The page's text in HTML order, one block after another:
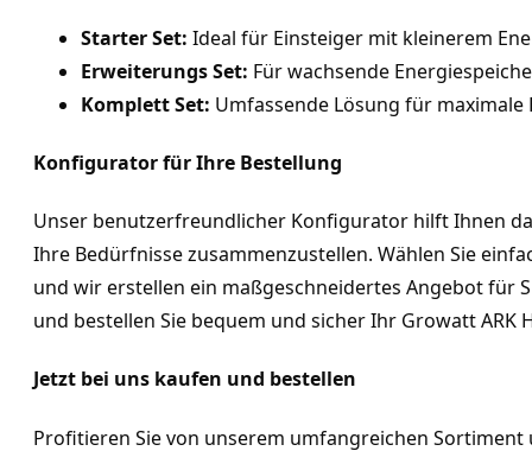
Starter Set: Ideal für Einsteiger mit kleinerem
Erweiterungs Set: Für wachsende
Komplett Set: Umfassende Lösung für
Konfigurator für Ihre Bestellung
Unser benutzerfreundlicher Konfigurator hilft Ihnen
Ihre Bedürfnisse zusammenzustellen. Wählen Sie
und wir erstellen ein maßgeschneidertes Angebot für
und bestellen Sie bequem und sicher Ihr Growatt ARK
Jetzt bei uns kaufen und bestellen
Profitieren Sie von unserem umfangreichen